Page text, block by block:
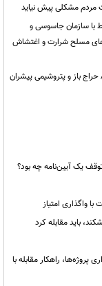
مردم مشکلی پیش نیاید
از مزدوران مرتبط با سازمان جاسوسی و
۴ نفر از اعضای باندهای مسلح شرارت و اغتشاش
کالا / حراج باز و پتروشیمی پیشران
یک آیین‌نامه چه بود؟
واگذاری امتیاز
باید مقابله کرد
پروژه‌ها، راهکار مقابله با